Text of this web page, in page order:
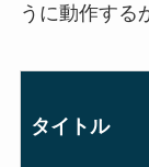
うに動作する
タイトル